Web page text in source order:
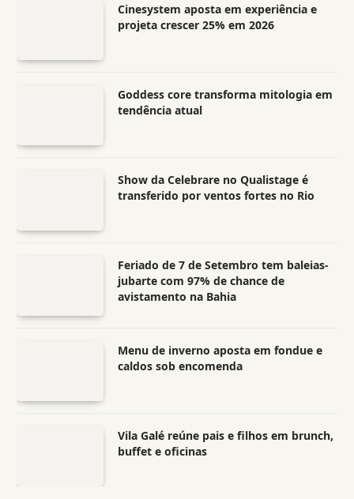
Cinesystem aposta em experiência e
projeta crescer 25% em 2026
Goddess core transforma mitologia em
tendência atual
Show da Celebrare no Qualistage é
transferido por ventos fortes no Rio
Feriado de 7 de Setembro tem baleias-
jubarte com 97% de chance de
avistamento na Bahia
Menu de inverno aposta em fondue e
caldos sob encomenda
Vila Galé reúne pais e filhos em brunch,
buffet e oficinas